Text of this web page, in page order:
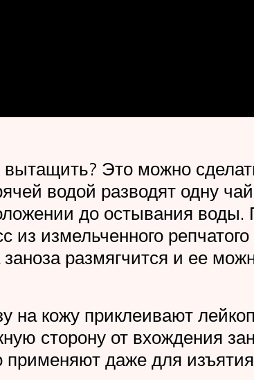
вытащить? Это можно
водой разводят одну
до остывания
измельченного
размягчится и ее
на кожу приклеивают
сторону от вхождения
применяют даже для